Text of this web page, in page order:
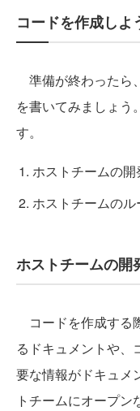
コードを作成しよ
準備が終わったら
を書いてみましょう
す。
ホストチームの開
ホストチームの
ホストチームの開
コードを作成する
るドキュメントや、
要な情報がドキュメ
トチームにオープ